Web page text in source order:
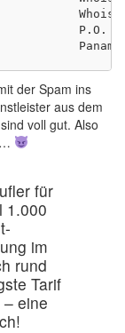
P.O. Box
Panama
der Spam ins
aus dem
voll gut. Also
für
1.000
im
rund
Tarif
eine